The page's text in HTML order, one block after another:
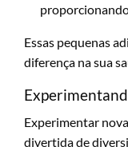
Essas pequenas
diferença na sua
Experimentar
divertida de